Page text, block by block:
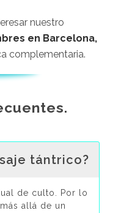
nuestro
en Barcelona,
complementaria.
tántrico?
de culto. Por lo
allá de un